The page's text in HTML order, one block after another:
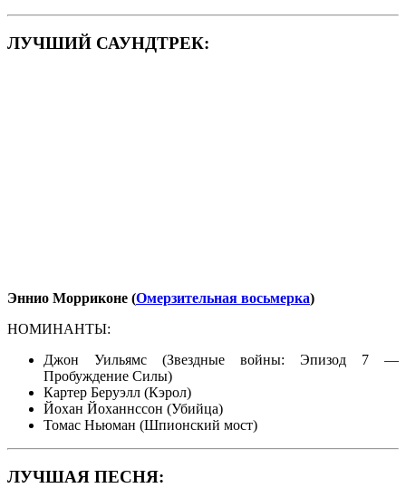
ЛУЧШИЙ САУНДТРЕК:
Эннио Морриконе (Омерзительная восьмерка)
НОМИНАНТЫ:
Джон Уильямс (Звездные войны: Эпизод 7 —
Пробуждение Силы)
Картер Беруэлл (Кэрол)
Йохан Йоханнссон (Убийца)
Томас Ньюман (Шпионский мост)
ЛУЧШАЯ ПЕСНЯ: